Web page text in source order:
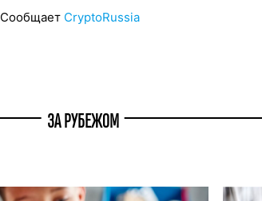
Сообщает CryptoRussia
ЗА РУБЕЖОМ